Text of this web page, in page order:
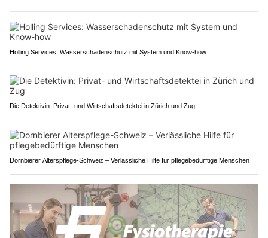
Holling Services: Wasserschadenschutz mit System und Know-how
Die Detektivin: Privat- und Wirtschaftsdetektei in Zürich und Zug
Dornbierer Alterspflege-Schweiz – Verlässliche Hilfe für pflegebedürftige Menschen